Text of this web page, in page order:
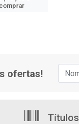
comprar
ofertas!
Títulos